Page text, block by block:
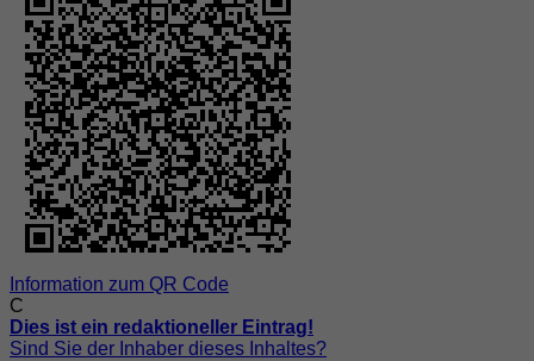
Information zum QR Code
C
Dies ist ein redaktioneller Eintrag!
Sind Sie der Inhaber dieses Inhaltes?